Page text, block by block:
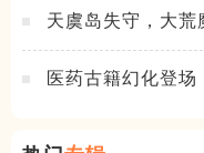
天虞岛失守，大荒
医药古籍幻化登